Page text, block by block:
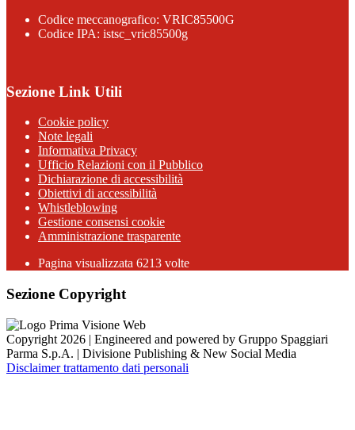
Codice meccanografico: VRIC85500G
Codice IPA: istsc_vric85500g
Sezione Link Utili
Cookie policy
Note legali
Informativa Privacy
Ufficio Relazioni con il Pubblico
Dichiarazione di accessibilità
Obiettivi di accessibilità
Whistleblowing
Gestione consensi cookie
Amministrazione trasparente
Pagina visualizzata 6213 volte
Sezione Copyright
Copyright 2026 | Engineered and powered by Gruppo Spaggiari
Parma S.p.A. | Divisione Publishing & New Social Media
Disclaimer trattamento dati personali